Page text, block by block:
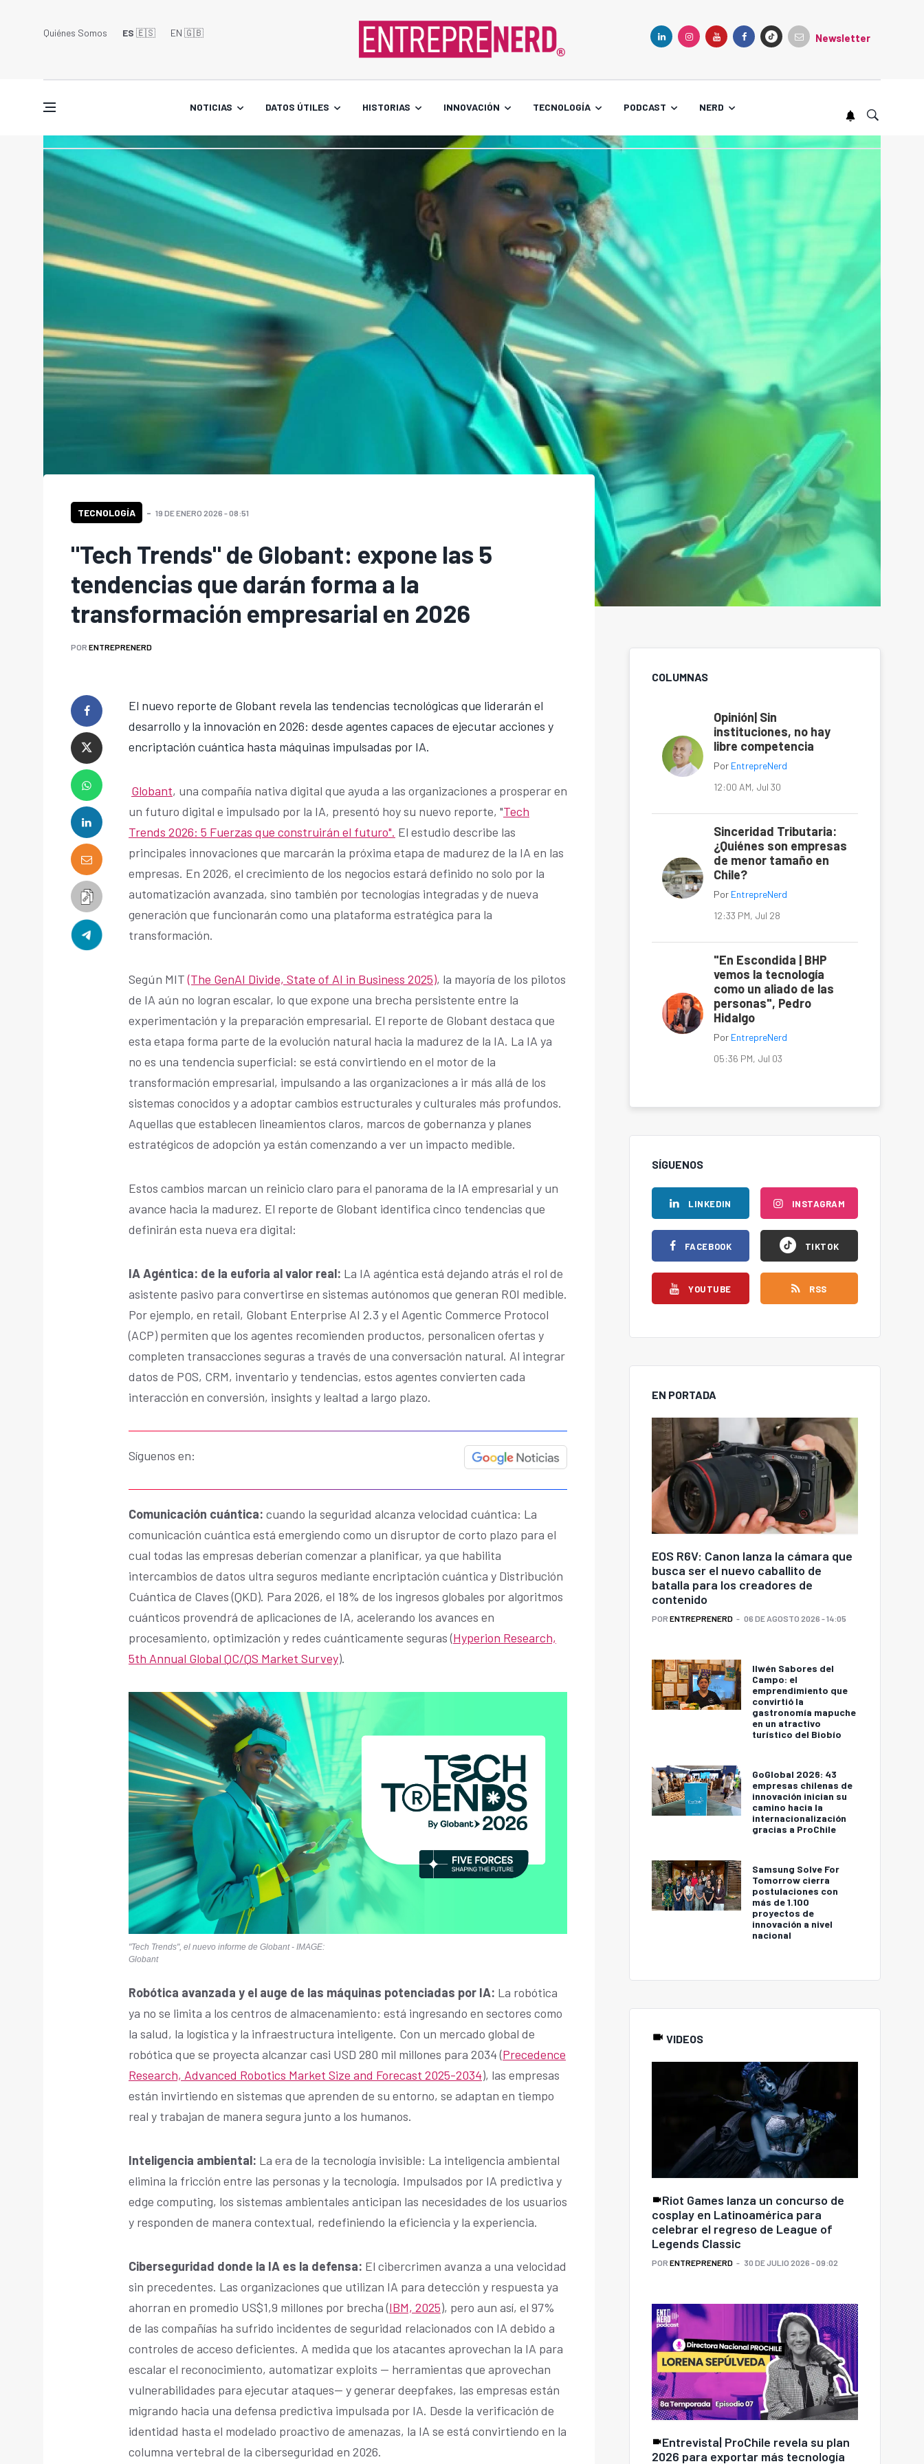
Quiénes Somos ES 🇪🇸 EN 🇬🇧󠁢󠁥󠁮󠁧󠁿 Newsletter
NOTICIAS DATOS ÚTILES HISTORIAS INNOVACIÓN TECNOLOGÍA PODCAST NERD
TECNOLOGÍA 19 DE ENERO 2026 - 08:51
"Tech Trends" de Globant: expone las 5
tendencias que darán forma a la
transformación empresarial en 2026
POR ENTREPRENERD
El nuevo reporte de Globant revela las tendencias tecnológicas que liderarán el
desarrollo y la innovación en 2026: desde agentes capaces de ejecutar acciones y
encriptación cuántica hasta máquinas impulsadas por IA.
Globant, una compañía nativa digital que ayuda a las organizaciones a prosperar en
un futuro digital e impulsado por la IA, presentó hoy su nuevo reporte, "Tech
Trends 2026: 5 Fuerzas que construirán el futuro". El estudio describe las
principales innovaciones que marcarán la próxima etapa de madurez de la IA en las
empresas. En 2026, el crecimiento de los negocios estará definido no solo por la
automatización avanzada, sino también por tecnologías integradas y de nueva
generación que funcionarán como una plataforma estratégica para la
transformación.
Según MIT(The GenAI Divide, State of AI in Business 2025), la mayoría de los pilotos
de IA aún no logran escalar, lo que expone una brecha persistente entre la
experimentación y la preparación empresarial. El reporte de Globant destaca que
esta etapa forma parte de la evolución natural hacia la madurez de la IA. La IA ya
no es una tendencia superficial: se está convirtiendo en el motor de la
transformación empresarial, impulsando a las organizaciones a ir más allá de los
sistemas conocidos y a adoptar cambios estructurales y culturales más profundos.
Aquellas que establecen lineamientos claros, marcos de gobernanza y planes
estratégicos de adopción ya están comenzando a ver un impacto medible.
Estos cambios marcan un reinicio claro para el panorama de la IA empresarial y un
avance hacia la madurez. El reporte de Globant identifica cinco tendencias que
definirán esta nueva era digital:
IA Agéntica: de la euforia al valor real: La IA agéntica está dejando atrás el rol de
asistente pasivo para convertirse en sistemas autónomos que generan ROI medible.
Por ejemplo, en retail, Globant Enterprise AI 2.3 y el Agentic Commerce Protocol
(ACP) permiten que los agentes recomienden productos, personalicen ofertas y
completen transacciones seguras a través de una conversación natural. Al integrar
datos de POS, CRM, inventario y tendencias, estos agentes convierten cada
interacción en conversión, insights y lealtad a largo plazo.
Síguenos en:
Comunicación cuántica: cuando la seguridad alcanza velocidad cuántica: La
comunicación cuántica está emergiendo como un disruptor de corto plazo para el
cual todas las empresas deberían comenzar a planificar, ya que habilita
intercambios de datos ultra seguros mediante encriptación cuántica y Distribución
Cuántica de Claves (QKD). Para 2026, el 18% de los ingresos globales por algoritmos
cuánticos provendrá de aplicaciones de IA, acelerando los avances en
procesamiento, optimización y redes cuánticamente seguras (Hyperion Research,
5th Annual Global QC/QS Market Survey).
"Tech Trends", el nuevo informe de Globant - IMAGE:
Globant
Robótica avanzada y el auge de las máquinas potenciadas por IA: La robótica
ya no se limita a los centros de almacenamiento: está ingresando en sectores como
la salud, la logística y la infraestructura inteligente. Con un mercado global de
robótica que se proyecta alcanzar casi USD 280 mil millones para 2034 (Precedence
Research, Advanced Robotics Market Size and Forecast 2025-2034), las empresas
están invirtiendo en sistemas que aprenden de su entorno, se adaptan en tiempo
real y trabajan de manera segura junto a los humanos.
Inteligencia ambiental: La era de la tecnología invisible: La inteligencia ambiental
elimina la fricción entre las personas y la tecnología. Impulsados por IA predictiva y
edge computing, los sistemas ambientales anticipan las necesidades de los usuarios
y responden de manera contextual, redefiniendo la eficiencia y la experiencia.
Ciberseguridad donde la IA es la defensa: El cibercrimen avanza a una velocidad
sin precedentes. Las organizaciones que utilizan IA para detección y respuesta ya
ahorran en promedio US$1,9 millones por brecha (IBM, 2025), pero aun así, el 97%
de las compañías ha sufrido incidentes de seguridad relacionados con IA debido a
controles de acceso deficientes. A medida que los atacantes aprovechan la IA para
escalar el reconocimiento, automatizar exploits — herramientas que aprovechan
vulnerabilidades para ejecutar ataques— y generar deepfakes, las empresas están
migrando hacia una defensa predictiva impulsada por IA. Desde la verificación de
identidad hasta el modelado proactivo de amenazas, la IA se está convirtiendo en la
columna vertebral de la ciberseguridad en 2026.
COLUMNAS
Opinión| Sin
instituciones, no hay
libre competencia
Por EntrepreNerd
12:00 AM, Jul 30
Sinceridad Tributaria:
¿Quiénes son empresas
de menor tamaño en
Chile?
Por EntrepreNerd
12:33 PM, Jul 28
"En Escondida | BHP
vemos la tecnología
como un aliado de las
personas", Pedro
Hidalgo
Por EntrepreNerd
05:36 PM, Jul 03
SÍGUENOS
LINKEDIN
FACEBOOK
YOUTUBE
INSTAGRAM
TIKTOK
RSS
EN PORTADA
EOS R6V: Canon lanza la cámara que
busca ser el nuevo caballito de
batalla para los creadores de
contenido
POR ENTREPRENERD 06 DE AGOSTO 2026 - 14:05
Ilwén Sabores del
Campo: el
emprendimiento que
convirtió la
gastronomía mapuche
en un atractivo
turístico del Biobío
GoGlobal 2026: 43
empresas chilenas de
innovación inician su
camino hacia la
internacionalización
gracias a ProChile
Samsung Solve For
Tomorrow cierra
postulaciones con
más de 1.100
proyectos de
innovación a nivel
nacional
VIDEOS
Riot Games lanza un concurso de
cosplay en Latinoamérica para
celebrar el regreso de League of
Legends Classic
POR ENTREPRENERD 30 DE JULIO 2026 - 09:02
Entrevista| ProChile revela su plan
2026 para exportar más tecnología